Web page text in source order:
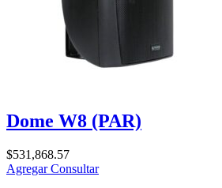
Dome W8 (PAR)
$531,868.57
AgregarConsultar